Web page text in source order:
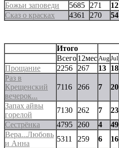
Божьи заповеди
5685 271 12
Сказ о красках
4361 270 54
Итого
Всего12мес Aug Jul
Прощание 2256 267 13 18
Раз в
Крещенский
вечерок...
7116 266 7 20
Запах айвы
горелой
7130 262 7 23
Сестрёнка
4795 260 4 49
Вера...Любовь
и Анна
5311 259 6 16